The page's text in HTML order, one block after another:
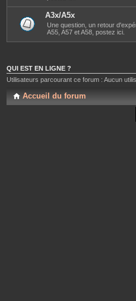
A3x/A5x
Une question, un retour
A55, A57 et A58, postez ici.
QUI EST EN LIGNE ?
Utilisateurs parcourant ce forum : Aucun
Accueil du forum